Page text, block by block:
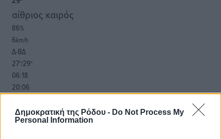
Δημοκρατική της Ρόδου - Do Not Process My
Personal Information
αίθριος καιρός
86%
6km/h
Δ-ΒΔ
27°/29°
06:18
20:06
31°
ΚΥ